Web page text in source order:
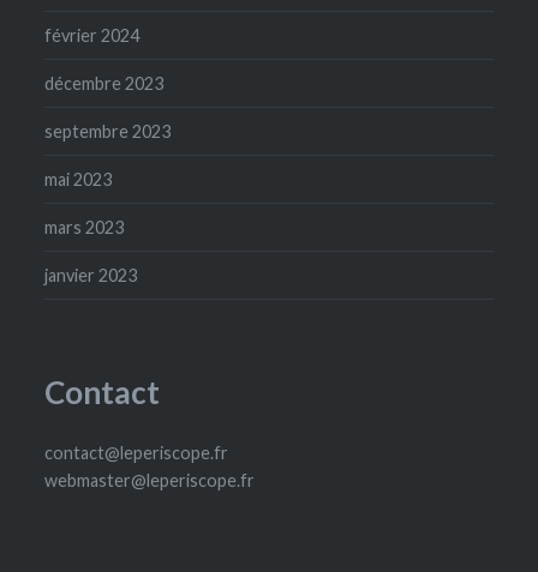
février 2024
décembre 2023
septembre 2023
mai 2023
mars 2023
janvier 2023
Contact
contact@leperiscope.fr
webmaster@leperiscope.fr